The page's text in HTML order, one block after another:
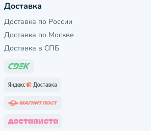
Доставка
Доставка по России
Доставка по Москве
Доставка в СПБ